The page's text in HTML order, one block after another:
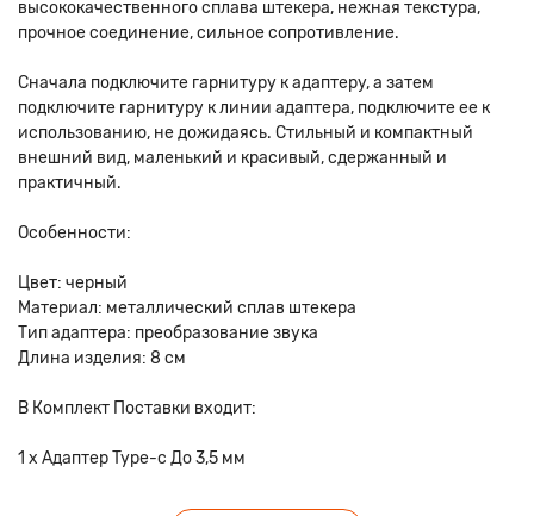
высококачественного сплава штекера, нежная текстура,
прочное соединение, сильное сопротивление.
Сначала подключите гарнитуру к адаптеру, а затем
подключите гарнитуру к линии адаптера, подключите ее к
использованию, не дожидаясь. Стильный и компактный
внешний вид, маленький и красивый, сдержанный и
практичный.
Особенности:
Цвет: черный
Материал: металлический сплав штекера
Тип адаптера: преобразование звука
Длина изделия: 8 см
В Комплект Поставки входит:
1 x Адаптер Type-c До 3,5 мм